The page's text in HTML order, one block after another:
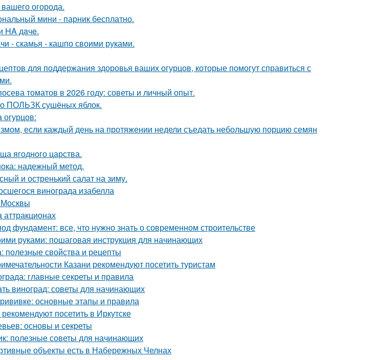
огорода.
мини - парник бесплатно.
HA дaчe.
- скамья - кашпо своими руками.
для поддержания здоровья ваших огурцов, которые помогут справиться с
томатов в 2026 году: советы и личный опыт.
о ПОЛЬЗК сушёных яблок.
если каждый день на протяжении недели съедать небольшую порцию семян
ягодного царства.
надежный метод.
и остренький салат на зиму.
винограда изабелла
аттракционах
фундамент: все, что нужно знать о современном строительстве
руками: пошаговая инструкция для начинающих
полезные свойства и рецепты
Казани рекомендуют посетить туристам
главные секреты и правила
виноград: советы для начинающих
основные этапы и правила
посетить в Иркутске
основы и секреты
полезные советы для начинающих
объекты есть в Набережных Челнах